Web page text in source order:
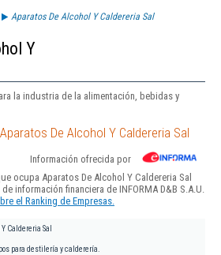
Aparatos De Alcohol Y Caldereria Sal
Y
la industria de la alimentación, bebidas y
De Alcohol Y Caldereria Sal
Información ofrecida por
ocupa Aparatos De Alcohol Y Caldereria Sal
información financiera de INFORMA D&B S.A.U.
el Ranking de Empresas.
Caldereria Sal
para destilería y calderería.